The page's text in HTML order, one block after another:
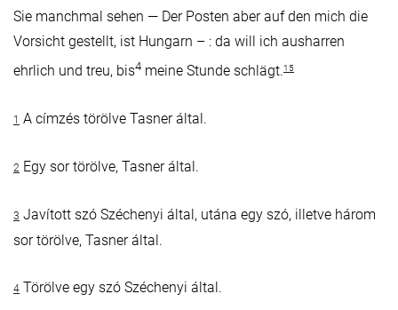
Sie manchmal sehen — Der Posten aber auf den mich die
Vorsicht gestellt, ist Hungarn – : da will ich ausharren
ehrlich und treu, bis4 meine Stunde schlägt.15
1 A címzés törölve Tasner által.
2 Egy sor törölve, Tasner által.
3 Javított szó Széchenyi által, utána egy szó, illetve három
sor törölve, Tasner által.
4 Törölve egy szó Széchenyi által.